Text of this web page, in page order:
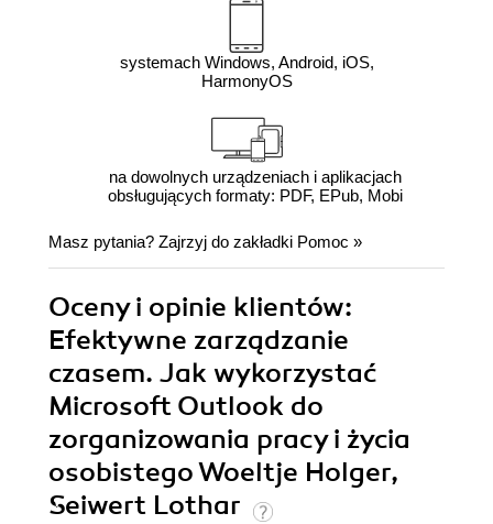
systemach Windows, Android, iOS,
HarmonyOS
na dowolnych urządzeniach i aplikacjach
obsługujących formaty: PDF, EPub, Mobi
Masz pytania? Zajrzyj do zakładki Pomoc »
Oceny i opinie klientów:
Efektywne zarządzanie
czasem. Jak wykorzystać
Microsoft Outlook do
zorganizowania pracy i życia
osobistego Woeltje Holger,
Seiwert Lothar